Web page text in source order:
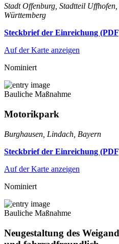
Stadt Offenburg, Stadtteil
Württemberg
Steckbrief der Einreichung
Auf der Karte anzeigen
Nominiert
Bauliche Maßnahme
Motorikpark
Burghausen, Lindach, Bayern
Steckbrief der Einreichung
Auf der Karte anzeigen
Nominiert
Bauliche Maßnahme
Neugestaltung des